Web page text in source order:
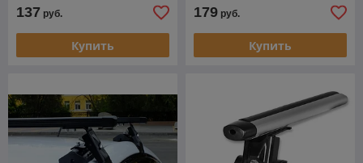
137 руб.
Купить
179 руб.
Купить